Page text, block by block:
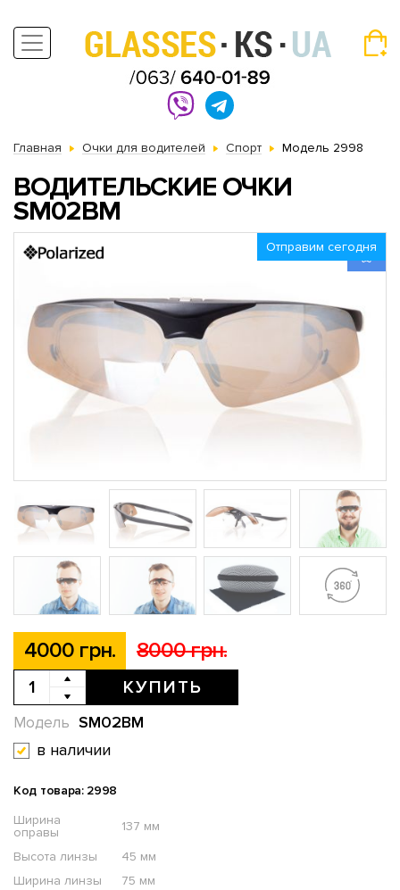
Главная Очки для водителей Спорт Модель 2998
ВОДИТЕЛЬСКИЕ ОЧКИ
SM02BM
Отправим сегодня
4000 грн. 8000 грн.
КУПИТЬ
SM02BM
Модель
в наличии
Код товара: 2998
Ширина
оправы
137 мм
Высота линзы
45 мм
Ширина линзы
75 мм